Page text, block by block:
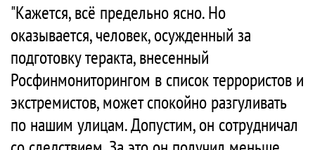
"Кажется, всё предельно ясно. Но
оказывается, человек, осужденный за
подготовку теракта, внесенный
Росфинмониторингом в список террористов и
экстремистов, может спокойно разгуливать
по нашим улицам. Допустим, он сотрудничал